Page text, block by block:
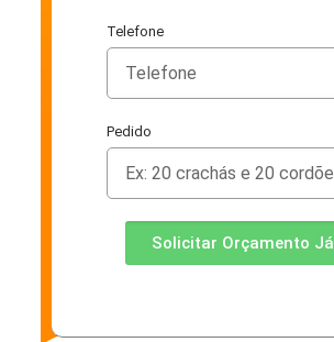
Telefone
Pedido
Solicitar Orçamento Já